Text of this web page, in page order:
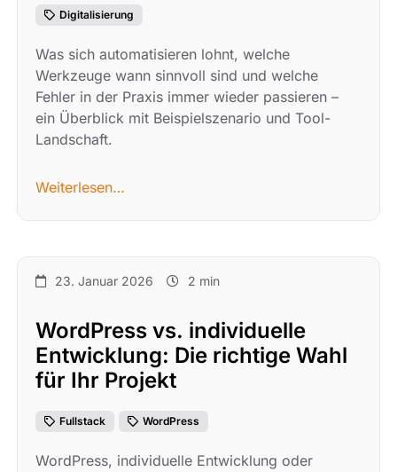
Digitalisierung
Was sich automatisieren lohnt, welche
Werkzeuge wann sinnvoll sind und welche
Fehler in der Praxis immer wieder passieren –
ein Überblick mit Beispielszenario und Tool-
Landschaft.
Weiterlesen…
23. Januar 2026 2 min
WordPress vs. individuelle
Entwicklung: Die richtige Wahl
für Ihr Projekt
Fullstack WordPress
WordPress, individuelle Entwicklung oder